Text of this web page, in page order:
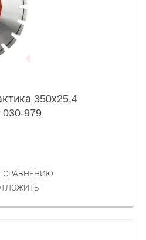
350х25,4
979
СРАВНЕНИЮ